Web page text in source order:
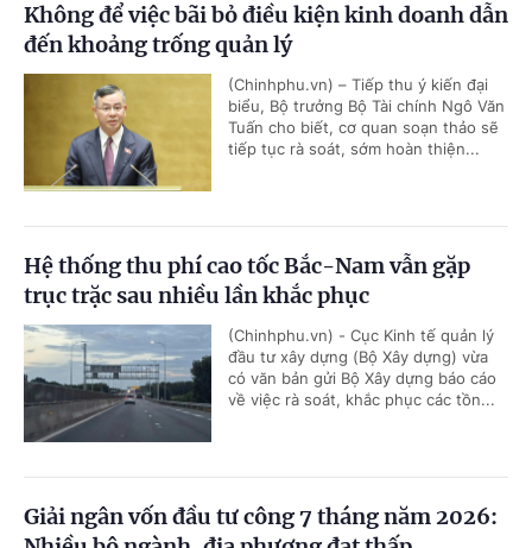
Không để việc bãi bỏ điều kiện kinh doanh dẫn
đến khoảng trống quản lý
(Chinhphu.vn) – Tiếp thu ý kiến đại
biểu, Bộ trưởng Bộ Tài chính Ngô Văn
Tuấn cho biết, cơ quan soạn thảo sẽ
tiếp tục rà soát, sớm hoàn thiện...
Hệ thống thu phí cao tốc Bắc-Nam vẫn gặp
trục trặc sau nhiều lần khắc phục
(Chinhphu.vn) - Cục Kinh tế quản lý
đầu tư xây dựng (Bộ Xây dựng) vừa
có văn bản gửi Bộ Xây dựng báo cáo
về việc rà soát, khắc phục các tồn...
Giải ngân vốn đầu tư công 7 tháng năm 2026: